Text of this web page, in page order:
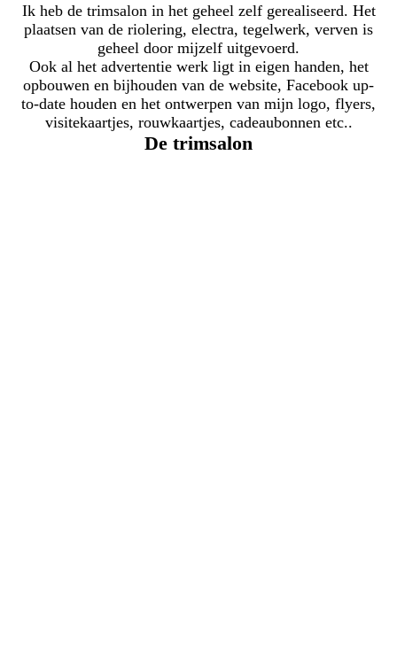
Ik heb de trimsalon in het geheel zelf gerealiseerd. Het
plaatsen van de riolering, electra, tegelwerk, verven is
geheel door mijzelf uitgevoerd.
Ook al het advertentie werk ligt in eigen handen, het
opbouwen en bijhouden van de website, Facebook up-
to-date houden en het ontwerpen van mijn logo, flyers,
visitekaartjes, rouwkaartjes, cadeaubonnen etc..
De trimsalon